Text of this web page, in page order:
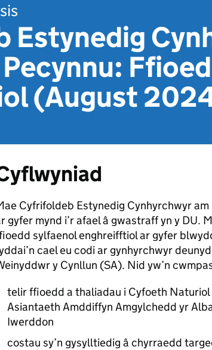
Estynedig
(August
Cyfrifoldeb Estynedig Cynhyrchwyr
gyfer mynd i’r afael â gwastraff yn y DU.
sylfaenol enghreifftiol ar gyfer
cael eu codi ar gynhyrchwyr
y Cynllun (SA). Nid yw’n
telir ffioedd a thaliadau i Cyfoeth
Asiantaeth Amddiffyn Amgylchedd yr
Iwerddon
costau sy’n gysylltiedig â chyrraedd